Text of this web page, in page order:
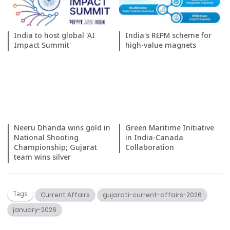
India to host global 'AI
Impact Summit'
India's REPM scheme for
high-value magnets
Neeru Dhanda wins gold in
National Shooting
Championship; Gujarat
team wins silver
Green Maritime Initiative
in India-Canada
Collaboration
Tags Current Affairs
gujarati-current-affairs-2026
january-2026